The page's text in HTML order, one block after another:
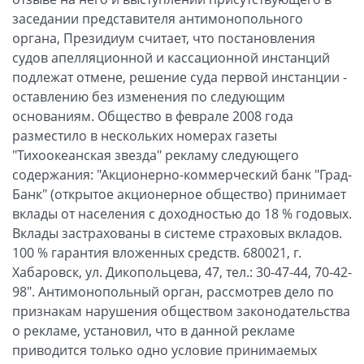
заседании представителя антимонопольного
органа, Президиум считает, что постановления
судов апелляционной и кассационной инстанций
подлежат отмене, решение суда первой инстанции -
оставлению без изменения по следующим
основаниям. Общество в феврале 2008 года
разместило в нескольких номерах газеты
"Тихоокеанская звезда" рекламу следующего
содержания: "Акционерно-коммерческий банк "Град-
Банк" (открытое акционерное общество) принимает
вклады от населения с доходностью до 18 % годовых.
Вклады застрахованы в системе страховых вкладов.
100 % гарантия вложенных средств. 680021, г.
Хабаровск, ул. Дикопольцева, 47, тел.: 30-47-44, 70-42-
98". Антимонопольный орган, рассмотрев дело по
признакам нарушения обществом законодательства
о рекламе, установил, что в данной рекламе
приводится только одно условие принимаемых